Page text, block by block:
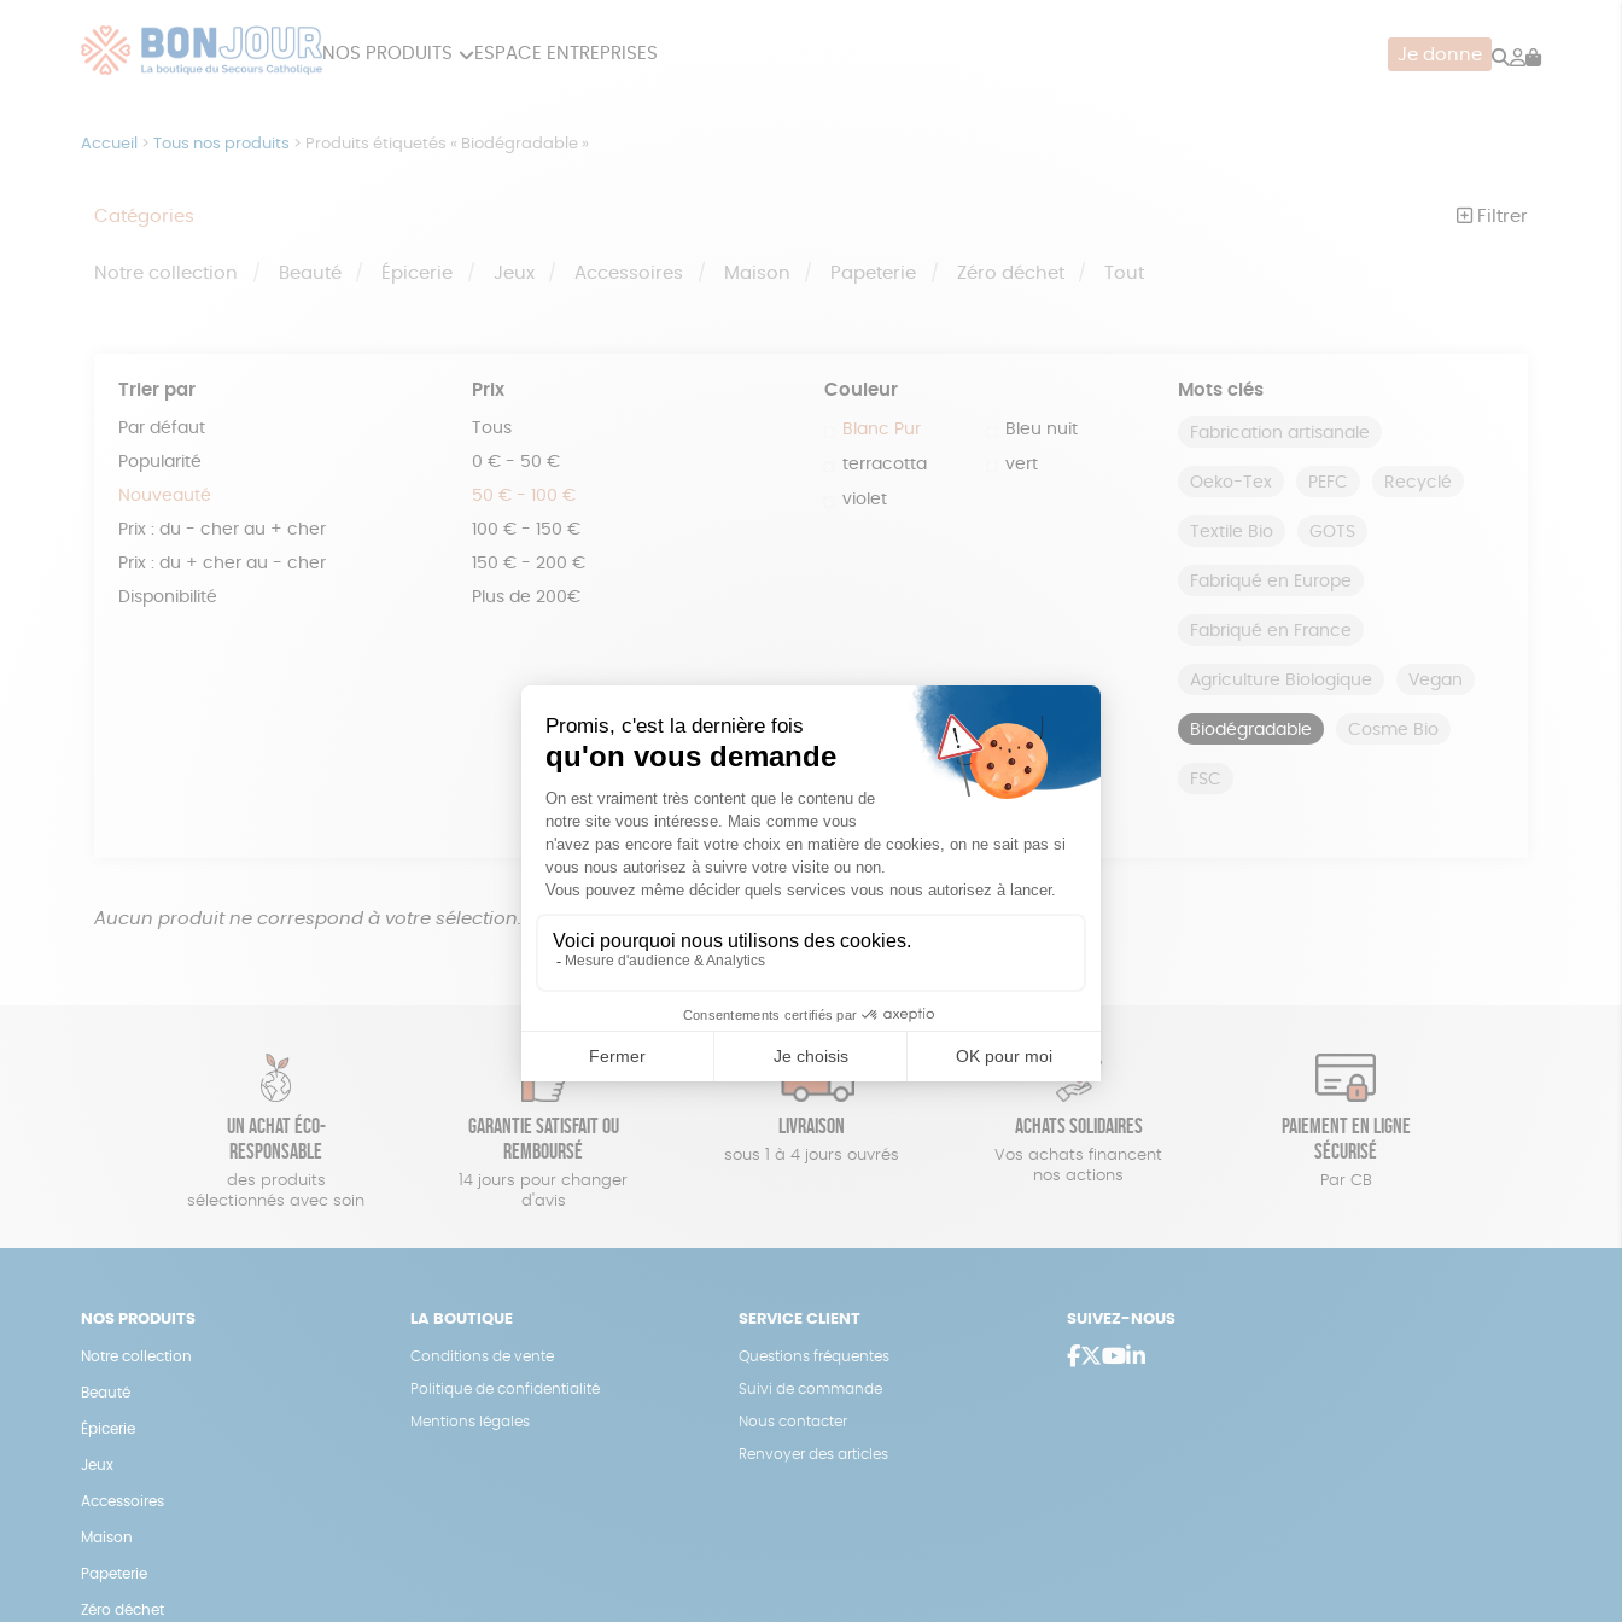
NOS PRODUITS ESPACE ENTREPRISES Je donne Rechercher
Mon
Accueil >Tous nos produits > Produits étiquetés « Biodégradable »
Catégories Filtrer
Notre collection Beauté Épicerie Jeux Accessoires Maison Papeterie Zéro déchet Tout
Trier par
Par défaut
Popularité
Nouveauté
Prix : du - cher au + cher
Prix : du + cher au - cher
Disponibilité
Prix
Tous
0 € - 50 €
50 € - 100 €
100 € - 150 €
150 € - 200 €
Plus de 200€
Couleur
Blanc Pur Bleu nuit
terracotta vert
violet
Mots clés
Fabrication artisanale
Oeko-Tex PEFC Recyclé
Textile Bio GOTS
Fabriqué en Europe
Fabriqué en France
Agriculture Biologique Vegan
Biodégradable Cosme Bio
FSC
réinitialiser les filtres
Aucun produit ne correspond à votre sélection.
Un achat éco-
responsable
des produits
sélectionnés avec soin
Garantie satisfait ou
remboursé
14 jours pour changer
d'avis
Livraison
sous 1 à 4 jours ouvrés
Achats solidaires
Vos achats financent
nos actions
Paiement en ligne
sécurisé
Par CB
NOS PRODUITS
Notre collection
Beauté
Épicerie
Jeux
Accessoires
Maison
Papeterie
Zéro déchet
LA BOUTIQUE
Conditions de vente
Politique de confidentialité
Mentions légales
SERVICE CLIENT
Questions fréquentes
Suivi de commande
Nous contacter
Renvoyer des articles
SUIVEZ-NOUS